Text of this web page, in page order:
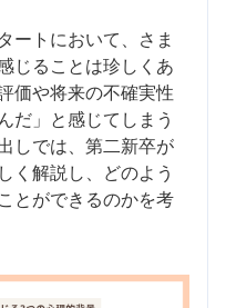
ートにおいて、さま
じることは珍しくあ
価や将来の不確実性
だ」と感じてしまう
しでは、第二新卒が
く解説し、どのよう
とができるのかを考